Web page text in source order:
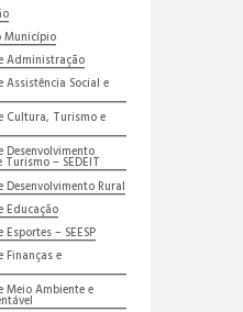
Município
Administração
Assistência Social e
Cultura, Turismo e
Desenvolvimento
– SEDEIT
Desenvolvimento Rural
Educação
– SEESP
Finanças e
Meio Ambiente e